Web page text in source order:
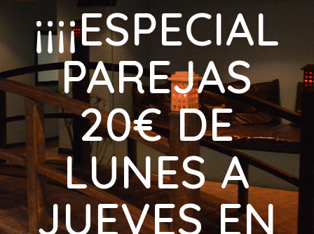
¡¡¡¡ESPECIAL
PAREJAS
20€ DE
LUNES A
JUEVES EN